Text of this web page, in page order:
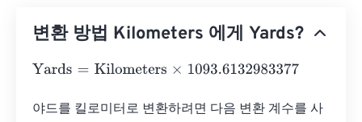
변환 방법 Kilometers 에게 Yards?
Yards= Kilometers×1093.6132983377
야드를 킬로미터로 변환하려면 다음 변환 계수를 사